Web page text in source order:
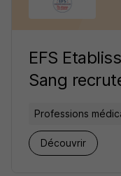
EFS
Sang
Professions
Découvrir